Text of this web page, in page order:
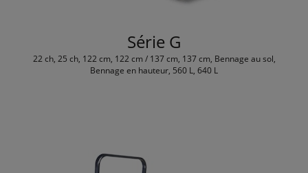
Série G
22 ch, 25 ch, 122 cm, 122 cm / 137 cm, 137 cm, Bennage au sol,
Bennage en hauteur, 560 L, 640 L